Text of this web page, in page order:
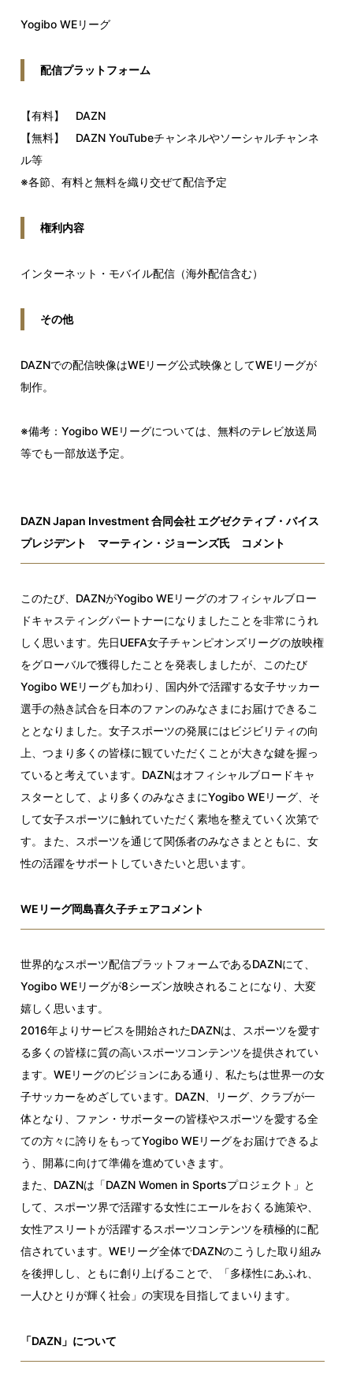
Yogibo WEリーグ
配信プラットフォーム
【有料】 DAZN
【無料】 DAZN YouTubeチャンネルやソーシャルチャンネ
ル等
※各節、有料と無料を織り交ぜて配信予定
権利内容
インターネット・モバイル配信（海外配信含む）
その他
DAZNでの配信映像はWEリーグ公式映像としてWEリーグが
制作。
※備考：Yogibo WEリーグについては、無料のテレビ放送局
等でも一部放送予定。
DAZN Japan Investment 合同会社 エグゼクティブ・バイス
プレジデント マーティン・ジョーンズ氏 コメント
このたび、DAZNがYogibo WEリーグのオフィシャルブロー
ドキャスティングパートナーになりましたことを非常にうれ
しく思います。先日UEFA女子チャンピオンズリーグの放映権
をグローバルで獲得したことを発表しましたが、このたび
Yogibo WEリーグも加わり、国内外で活躍する女子サッカー
選手の熱き試合を日本のファンのみなさまにお届けできるこ
ととなりました。女子スポーツの発展にはビジビリティの向
上、つまり多くの皆様に観ていただくことが大きな鍵を握っ
ていると考えています。DAZNはオフィシャルブロードキャ
スターとして、より多くのみなさまにYogibo WEリーグ、そ
して女子スポーツに触れていただく素地を整えていく次第で
す。また、スポーツを通じて関係者のみなさまとともに、女
性の活躍をサポートしていきたいと思います。
WEリーグ岡島喜久子チェアコメント
世界的なスポーツ配信プラットフォームであるDAZNにて、
Yogibo WEリーグが8シーズン放映されることになり、大変
嬉しく思います。
2016年よりサービスを開始されたDAZNは、スポーツを愛す
る多くの皆様に質の高いスポーツコンテンツを提供されてい
ます。WEリーグのビジョンにある通り、私たちは世界一の女
子サッカーをめざしています。DAZN、リーグ、クラブが一
体となり、ファン・サポーターの皆様やスポーツを愛する全
ての方々に誇りをもってYogibo WEリーグをお届けできるよ
う、開幕に向けて準備を進めていきます。
また、DAZNは「DAZN Women in Sportsプロジェクト」と
して、スポーツ界で活躍する女性にエールをおくる施策や、
女性アスリートが活躍するスポーツコンテンツを積極的に配
信されています。WEリーグ全体でDAZNのこうした取り組み
を後押しし、ともに創り上げることで、「多様性にあふれ、
一人ひとりが輝く社会」の実現を目指してまいります。
「DAZN」について